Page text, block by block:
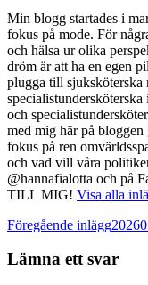
Min blogg startades i
fokus på mode. För
och hälsa ur olika
dröm är att ha en egen
plugga till
och
med mig här på
fokus på ren
och vad vill våra
@hannafialotta och på
TILL MIG! Visa alla
Föregående inlägg
Lämna ett svar